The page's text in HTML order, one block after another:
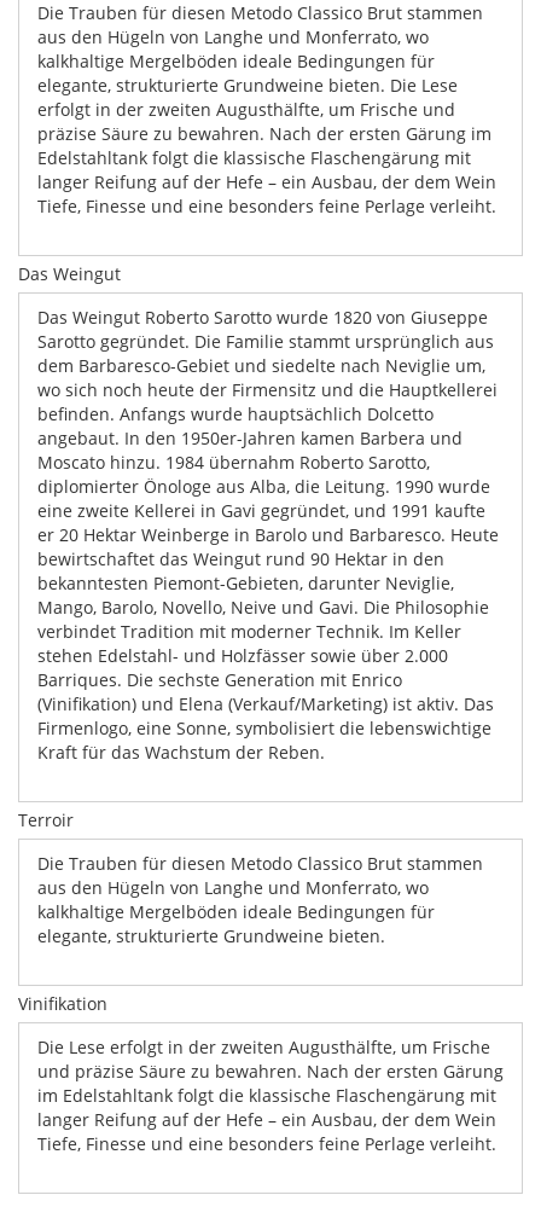
Die Trauben für diesen Metodo Classico Brut stammen
aus den Hügeln von Langhe und Monferrato, wo
kalkhaltige Mergelböden ideale Bedingungen für
elegante, strukturierte Grundweine bieten. Die Lese
erfolgt in der zweiten Augusthälfte, um Frische und
präzise Säure zu bewahren. Nach der ersten Gärung im
Edelstahltank folgt die klassische Flaschengärung mit
langer Reifung auf der Hefe – ein Ausbau, der dem Wein
Tiefe, Finesse und eine besonders feine Perlage verleiht.
Das Weingut
Das Weingut Roberto Sarotto wurde 1820 von Giuseppe
Sarotto gegründet. Die Familie stammt ursprünglich aus
dem Barbaresco-Gebiet und siedelte nach Neviglie um,
wo sich noch heute der Firmensitz und die Hauptkellerei
befinden. Anfangs wurde hauptsächlich Dolcetto
angebaut. In den 1950er-Jahren kamen Barbera und
Moscato hinzu. 1984 übernahm Roberto Sarotto,
diplomierter Önologe aus Alba, die Leitung. 1990 wurde
eine zweite Kellerei in Gavi gegründet, und 1991 kaufte
er 20 Hektar Weinberge in Barolo und Barbaresco. Heute
bewirtschaftet das Weingut rund 90 Hektar in den
bekanntesten Piemont-Gebieten, darunter Neviglie,
Mango, Barolo, Novello, Neive und Gavi. Die Philosophie
verbindet Tradition mit moderner Technik. Im Keller
stehen Edelstahl- und Holzfässer sowie über 2.000
Barriques. Die sechste Generation mit Enrico
(Vinifikation) und Elena (Verkauf/Marketing) ist aktiv. Das
Firmenlogo, eine Sonne, symbolisiert die lebenswichtige
Kraft für das Wachstum der Reben.
Terroir
Die Trauben für diesen Metodo Classico Brut stammen
aus den Hügeln von Langhe und Monferrato, wo
kalkhaltige Mergelböden ideale Bedingungen für
elegante, strukturierte Grundweine bieten.
Vinifikation
Die Lese erfolgt in der zweiten Augusthälfte, um Frische
und präzise Säure zu bewahren. Nach der ersten Gärung
im Edelstahltank folgt die klassische Flaschengärung mit
langer Reifung auf der Hefe – ein Ausbau, der dem Wein
Tiefe, Finesse und eine besonders feine Perlage verleiht.